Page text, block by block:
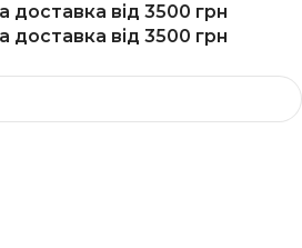
доставка від 3500 грн
доставка від 3500 грн